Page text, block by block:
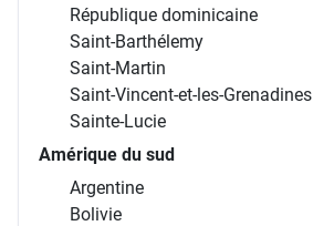
République dominicaine
Saint-Barthélemy
Saint-Martin
Saint-Vincent-et-les-Grenadines
Sainte-Lucie
Amérique du sud
Argentine
Bolivie